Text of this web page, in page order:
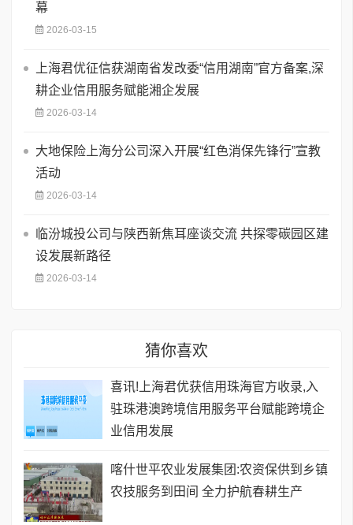
幕
2026-03-15
上海君优征信获湖南省发改委“信用湖南”官方备案,深
耕企业信用服务赋能湘企发展
2026-03-14
大地保险上海分公司深入开展“红色消保先锋行”宣教
活动
2026-03-14
临汾城投公司与陕西新焦耳座谈交流 共探零碳园区建
设发展新路径
2026-03-14
猜你喜欢
喜讯!上海君优获信用珠海官方收录,入
驻珠港澳跨境信用服务平台赋能跨境企
业信用发展
喀什世平农业发展集团:农资保供到乡镇
农技服务到田间 全力护航春耕生产